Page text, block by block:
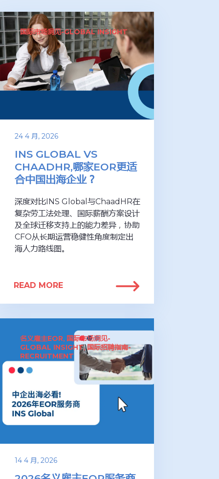
国际市场洞见-GLOBAL INSIGHT
24 4 月, 2026
INS GLOBAL VS
CHAADHR,哪家EOR更适
合中国出海企业？
深度对比INS Global与ChaadHR在
复杂劳工法处理、国际薪酬方案设计
及全球迁移支持上的能力差异，协助
CFO从长期运营稳健性角度制定出
海人力路线图。
READ MORE
名义雇主EOR, 国际市场洞见-
GLOBAL INSIGHT,国际招聘指南-
RECRUITMENT
14 4 月, 2026